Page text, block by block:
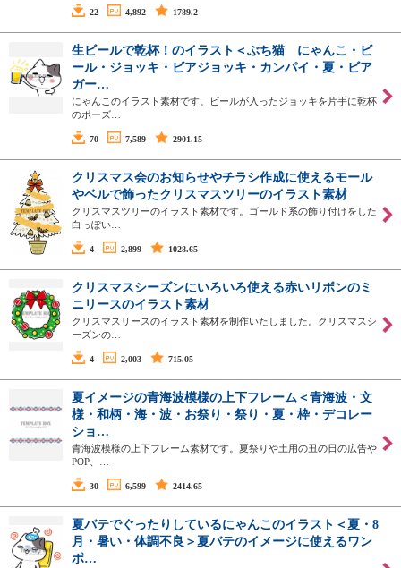
22 4,892 1789.2
生ビールで乾杯！のイラスト＜ぶち猫 にゃんこ・ビ
ール・ジョッキ・ビアジョッキ・カンパイ・夏・ビア
ガー…
にゃんこのイラスト素材です。ビールが入ったジョッキを片手に乾杯
のポーズ…
70 7,589 2901.15
クリスマス会のお知らせやチラシ作成に使えるモール
やベルで飾ったクリスマスツリーのイラスト素材
クリスマスツリーのイラスト素材です。ゴールド系の飾り付けをした
白っぽい…
4 2,899 1028.65
クリスマスシーズンにいろいろ使える赤いリボンのミ
ニリースのイラスト素材
クリスマスリースのイラスト素材を制作いたしました。クリスマスシ
ーズンの…
4 2,003 715.05
夏イメージの青海波模様の上下フレーム＜青海波・文
様・和柄・海・波・お祭り・祭り・夏・枠・デコレー
ショ…
青海波模様の上下フレーム素材です。夏祭りや土用の丑の日の広告や
POP、…
30 6,599 2414.65
夏バテでぐったりしているにゃんこのイラスト＜夏・8
月・暑い・体調不良＞夏バテのイメージに使えるワン
ポ…